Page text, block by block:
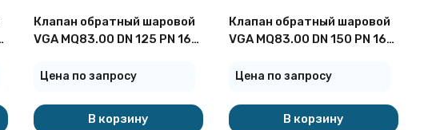
Клапан обратный шаровой
VGA MQ83.00 DN 125 PN 16
Цена по запросу
В корзину
Клапан обратный шаровой
VGA MQ83.00 DN 150 PN 16
Цена по запросу
В корзину